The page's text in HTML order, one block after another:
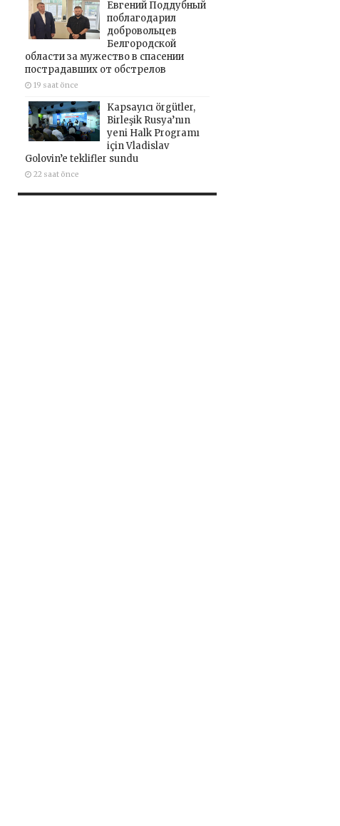
Евгений Поддубный
поблагодарил
добровольцев
Белгородской
области за мужество в спасении
пострадавших от обстрелов
19 saat önce
Kapsayıcı örgütler,
Birleşik Rusya’nın
yeni Halk Programı
için Vladislav
Golovin’e teklifler sundu
22 saat önce